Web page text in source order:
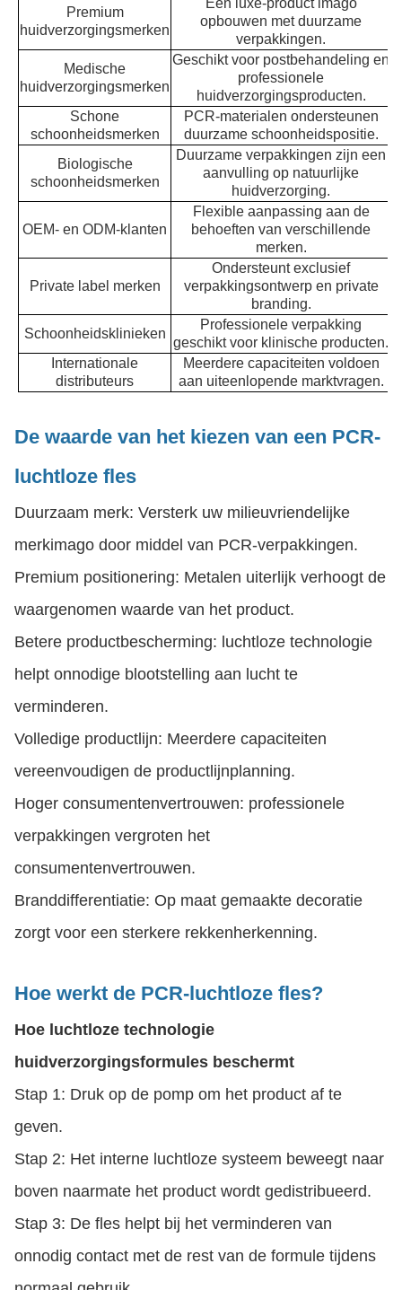
Premium
huidverzorgingsmerken
Een luxe-product imago
opbouwen met duurzame
verpakkingen.
Medische
huidverzorgingsmerken
Geschikt voor postbehandeling en
professionele
huidverzorgingsproducten.
Schone
schoonheidsmerken
PCR-materialen ondersteunen
duurzame schoonheidspositie.
Biologische
schoonheidsmerken
Duurzame verpakkingen zijn een
aanvulling op natuurlijke
huidverzorging.
OEM- en ODM-klanten
Flexible aanpassing aan de
behoeften van verschillende
merken.
Private label merken
Ondersteunt exclusief
verpakkingsontwerp en private
branding.
Schoonheidsklinieken
Professionele verpakking
geschikt voor klinische producten.
Internationale
distributeurs
Meerdere capaciteiten voldoen
aan uiteenlopende marktvragen.
De waarde van het kiezen van een PCR-
luchtloze fles
Duurzaam merk: Versterk uw milieuvriendelijke
merkimago door middel van PCR-verpakkingen.
Premium positionering: Metalen uiterlijk verhoogt de
waargenomen waarde van het product.
Betere productbescherming: luchtloze technologie
helpt onnodige blootstelling aan lucht te
verminderen.
Volledige productlijn: Meerdere capaciteiten
vereenvoudigen de productlijnplanning.
Hoger consumentenvertrouwen: professionele
verpakkingen vergroten het
consumentenvertrouwen.
Branddifferentiatie: Op maat gemaakte decoratie
zorgt voor een sterkere rekkenherkenning.
Hoe werkt de PCR-luchtloze fles?
Hoe luchtloze technologie
huidverzorgingsformules beschermt
Stap 1: Druk op de pomp om het product af te
geven.
Stap 2: Het interne luchtloze systeem beweegt naar
boven naarmate het product wordt gedistribueerd.
Stap 3: De fles helpt bij het verminderen van
onnodig contact met de rest van de formule tijdens